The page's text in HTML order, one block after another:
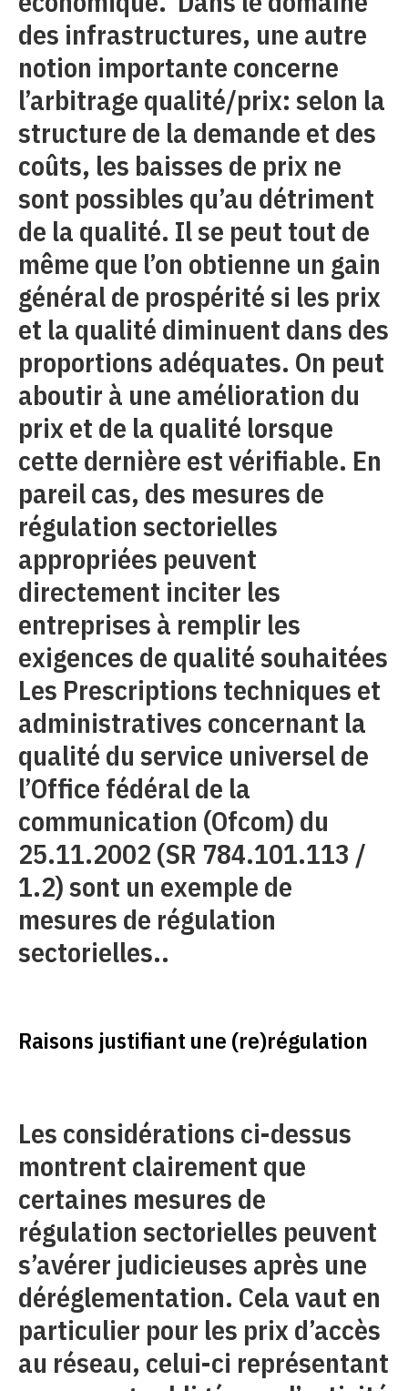
des infrastructures, une autre
notion importante concerne
l’arbitrage qualité/prix: selon la
structure de la demande et des
coûts, les baisses de prix ne
sont possibles qu’au détriment
de la qualité. Il se peut tout de
même que l’on obtienne un gain
général de prospérité si les prix
et la qualité diminuent dans des
proportions adéquates. On peut
aboutir à une amélioration du
prix et de la qualité lorsque
cette dernière est vérifiable. En
pareil cas, des mesures de
régulation sectorielles
appropriées peuvent
directement inciter les
entreprises à remplir les
exigences de qualité souhaitées
Les Prescriptions techniques et
administratives concernant la
qualité du service universel de
l’Office fédéral de la
communication (Ofcom) du
25.11.2002 (SR 784.101.113 /
1.2) sont un exemple de
mesures de régulation
sectorielles..
Raisons justifiant une (re)régulation
Les considérations ci-dessus
montrent clairement que
certaines mesures de
régulation sectorielles peuvent
s’avérer judicieuses après une
déréglementation. Cela vaut en
particulier pour les prix d’accès
au réseau, celui-ci représentant